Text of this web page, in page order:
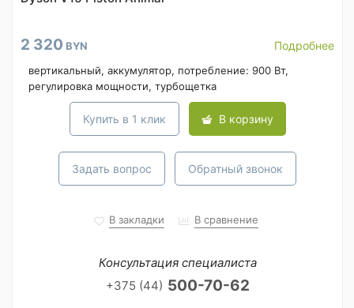
2 320 BYN Подробнее
вертикальный, аккумулятор, потребление: 900 Вт,
регулировка мощности, турбощетка
Купить в 1 клик В корзину
Задать вопрос Обратный звонок
В закладки В сравнение
Консультация специалиста
+375 (44) 500-70-62